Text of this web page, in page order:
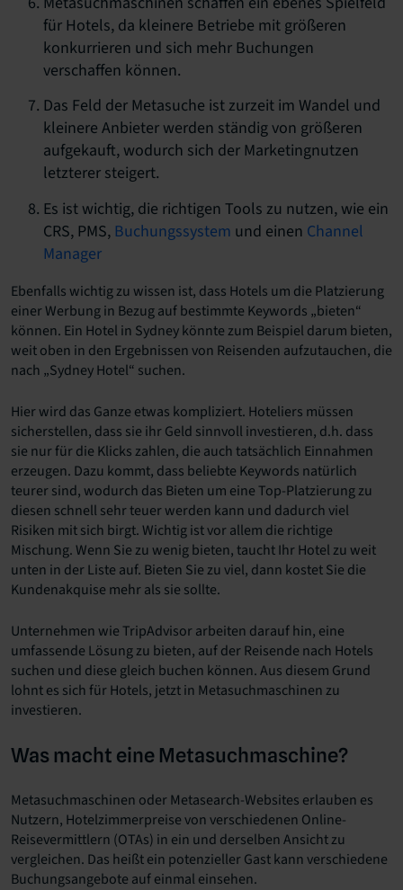
für Hotels, da kleinere Betriebe mit größeren
konkurrieren und sich mehr Buchungen
verschaffen können.
Das Feld der Metasuche ist zurzeit im Wandel und
kleinere Anbieter werden ständig von größeren
aufgekauft, wodurch sich der Marketingnutzen
letzterer steigert.
Es ist wichtig, die richtigen Tools zu nutzen, wie ein
CRS, PMS, Buchungssystem und einen Channel
Manager
Ebenfalls wichtig zu wissen ist, dass Hotels um die Platzierung
einer Werbung in Bezug auf bestimmte Keywords „bieten“
können. Ein Hotel in Sydney könnte zum Beispiel darum bieten,
weit oben in den Ergebnissen von Reisenden aufzutauchen, die
nach „Sydney Hotel“ suchen.
Hier wird das Ganze etwas kompliziert. Hoteliers müssen
sicherstellen, dass sie ihr Geld sinnvoll investieren, d.h. dass
sie nur für die Klicks zahlen, die auch tatsächlich Einnahmen
erzeugen. Dazu kommt, dass beliebte Keywords natürlich
teurer sind, wodurch das Bieten um eine Top-Platzierung zu
diesen schnell sehr teuer werden kann und dadurch viel
Risiken mit sich birgt. Wichtig ist vor allem die richtige
Mischung. Wenn Sie zu wenig bieten, taucht Ihr Hotel zu weit
unten in der Liste auf. Bieten Sie zu viel, dann kostet Sie die
Kundenakquise mehr als sie sollte.
Unternehmen wie TripAdvisor arbeiten darauf hin, eine
umfassende Lösung zu bieten, auf der Reisende nach Hotels
suchen und diese gleich buchen können. Aus diesem Grund
lohnt es sich für Hotels, jetzt in Metasuchmaschinen zu
investieren.
Was macht eine Metasuchmaschine?
Metasuchmaschinen oder Metasearch-Websites erlauben es
Nutzern, Hotelzimmerpreise von verschiedenen Online-
Reisevermittlern (OTAs) in ein und derselben Ansicht zu
vergleichen. Das heißt ein potenzieller Gast kann verschiedene
Buchungsangebote auf einmal einsehen.